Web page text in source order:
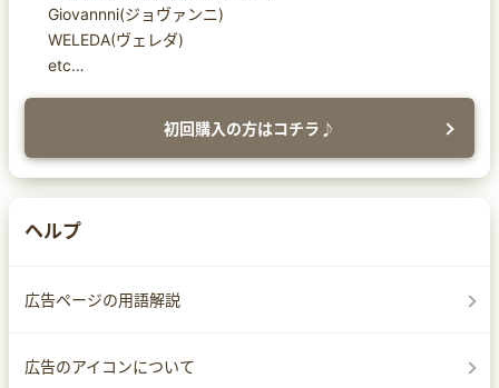
Giovannni(ジョヴァンニ)
WELEDA(ヴェレダ)
etc…
初回購入の方はコチラ♪
ヘルプ
広告ページの用語解説
広告のアイコンについて